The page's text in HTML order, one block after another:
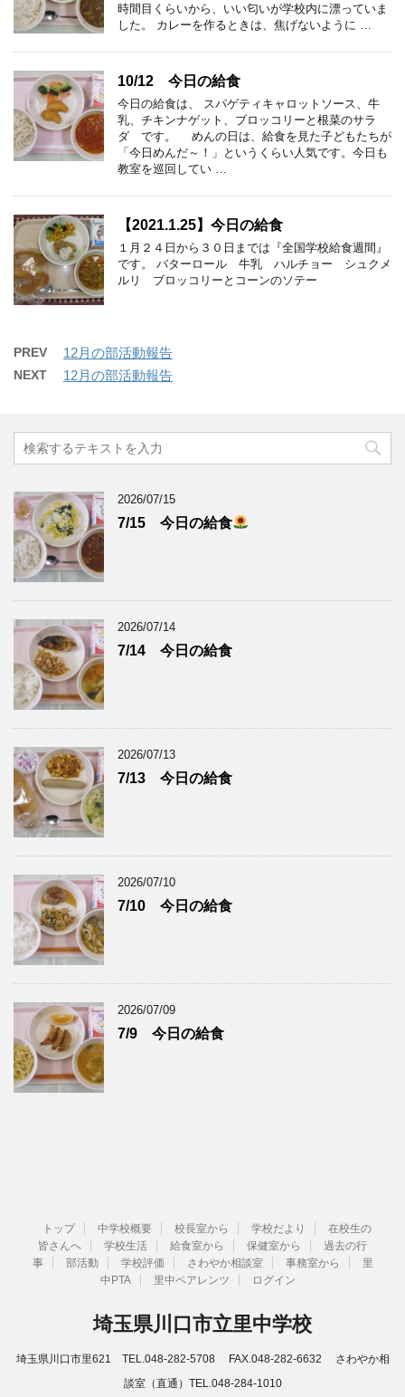
時間目くらいから、いい匂いが学校内に漂っていま
した。 カレーを作るときは、焦げないように …
10/12 今日の給食
今日の給食は、 スパゲティキャロットソース、牛
乳、チキンナゲット、ブロッコリーと根菜のサラ
ダ です。 めんの日は、給食を見た子どもたちが
「今日めんだ～！」というくらい人気です。今日も
教室を巡回してい …
【2021.1.25】今日の給食
１月２４日から３０日までは『全国学校給食週間』
です。 バターロール 牛乳 ハルチョー シュクメ
ルリ ブロッコリーとコーンのソテー
PREV 12月の部活動報告
NEXT 12月の部活動報告
2026/07/15
7/15 今日の給食
2026/07/14
7/14 今日の給食
2026/07/13
7/13 今日の給食
2026/07/10
7/10 今日の給食
2026/07/09
7/9 今日の給食
トップ 中学校概要 校長室から 学校だより
在校生の
皆さんへ
学校生活 給食室から 保健室から
過去の行
事
部活動 学校評価 さわやか相談室 事務室から
里
中PTA
里中ペアレンツ ログイン
埼玉県川口市立里中学校
埼玉県川口市里621 TEL.048-282-5708 FAX.048-282-6632 さわやか相
談室（直通）TEL.048-284-1010